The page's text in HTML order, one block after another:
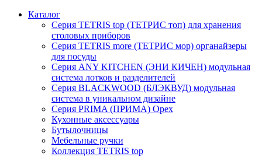
Каталог
Серия TETRIS top (ТЕТРИС топ) для хранения
столовых приборов
Серия TETRIS more (ТЕТРИС мор) органайзеры
для посуды
Серия ANY KITCHEN (ЭНИ КИЧЕН) модульная
система лотков и разделителей
Серия BLACKWOOD (БЛЭКВУД) модульная
система в уникальном дизайне
Серия PRIMA (ПРИМА) Орех
Кухонные аксессуары
Бутылочницы
Мебельные ручки
Коллекция TETRIS top